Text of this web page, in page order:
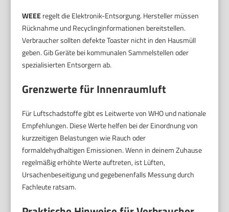
WEEEregelt die Elektronik-Entsorgung. Hersteller müssen
Rücknahme und Recyclinginformationen bereitstellen.
Verbraucher sollten defekte Toaster nicht in den Hausmüll
geben. Gib Geräte bei kommunalen Sammelstellen oder
spezialisierten Entsorgern ab.
Grenzwerte für Innenraumluft
Für Luftschadstoffe gibt es Leitwerte von WHO und nationale
Empfehlungen. Diese Werte helfen bei der Einordnung von
kurzzeitigen Belastungen wie Rauch oder
formaldehydhaltigen Emissionen. Wenn in deinem Zuhause
regelmäßig erhöhte Werte auftreten, ist Lüften,
Ursachenbeseitigung und gegebenenfalls Messung durch
Fachleute ratsam.